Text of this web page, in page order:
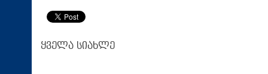
ყველა სიახლე